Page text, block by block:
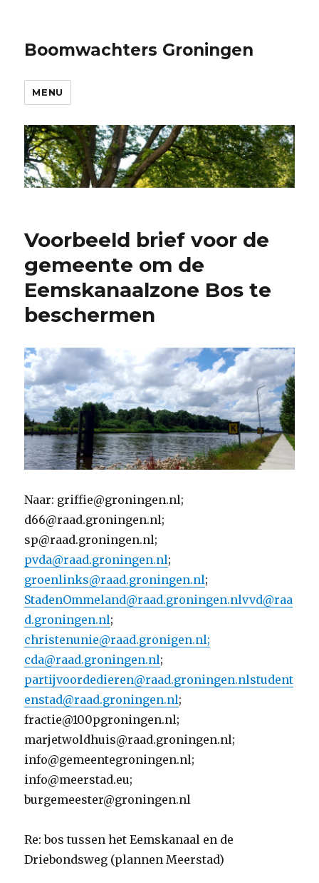
Boomwachters Groningen
MENU
Voorbeeld brief voor de
gemeente om de
Eemskanaalzone Bos te
beschermen
Naar: griffie@groningen.nl;
d66@raad.groningen.nl;
sp@raad.groningen.nl;
pvda@raad.groningen.nl;
groenlinks@raad.groningen.nl;
StadenOmmeland@raad.groningen.nlvvd@raa
d.groningen.nl;
christenunie@raad.gronigen.nl;
cda@raad.groningen.nl;
partijvoordedieren@raad.groningen.nlstudent
enstad@raad.groningen.nl;
fractie@100pgroningen.nl;
marjetwoldhuis@raad.groningen.nl;
info@gemeentegroningen.nl;
info@meerstad.eu;
burgemeester@groningen.nl
Re: bos tussen het Eemskanaal en de
Driebondsweg (plannen Meerstad)